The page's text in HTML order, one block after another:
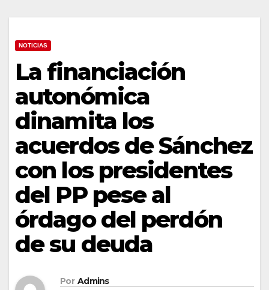
NOTICIAS
La financiación
autonómica
dinamita los
acuerdos de Sánchez
con los presidentes
del PP pese al
órdago del perdón
de su deuda
Por Admins